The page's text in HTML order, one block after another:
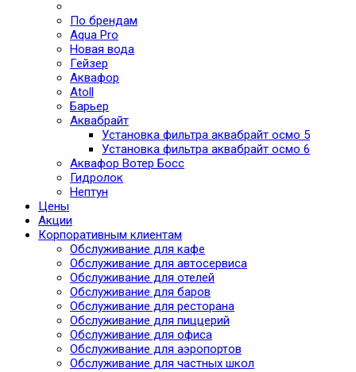
По брендам
Aqua Pro
Новая вода
Гейзер
Аквафор
Atoll
Барьер
Аквабрайт
Установка фильтра аквабрайт осмо 5
Установка фильтра аквабрайт осмо 6
Аквафор Вотер Босс
Гидролок
Нептун
Цены
Акции
Корпоративным клиентам
Обслуживание для кафе
Обслуживание для автосервиса
Обслуживание для отелей
Обслуживание для баров
Обслуживание для ресторана
Обслуживание для пиццерий
Обслуживание для офиса
Обслуживание для аэропортов
Обслуживание для частных школ